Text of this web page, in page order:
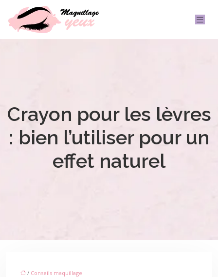
Crayon pour les lèvres
: bien l’utiliser pour un
effet naturel
/ Conseils maquillage